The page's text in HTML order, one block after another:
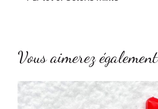
Vous aimerez également